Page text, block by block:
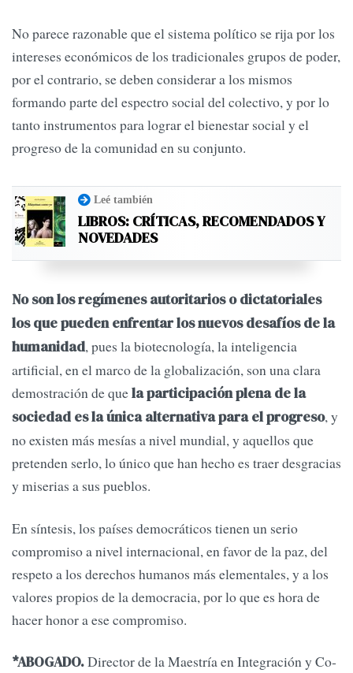
No parece razonable que el siste­ma político se rija por los
intereses económicos de los tradicionales grupos de poder,
por el contrario, se deben considerar a los mismos
formando parte del espectro social del colectivo, y por lo
tanto instru­mentos para lograr el bienestar social y el
progreso de la comu­nidad en su conjunto.
Leé también
LIBROS: CRÍTICAS, RECOMENDADOS Y
NOVEDADES
No son los regímenes autorita­rios o dictatoriales
los que pueden enfrentar los nuevos desafíos de la
humanidad, pues la biotecnología, la inteligencia
artificial, en el marco de la globalización, son una clara
demostración de quela participación plena de la
sociedad es la única alternativa para el progreso, y
no existen más mesías a nivel mundial, y aquellos que
pretenden serlo, lo único que han hecho es traer des­gracias
y miserias a sus pueblos.
En síntesis, los países democráticos tienen un serio
compromiso a nivel internacional, en favor de la paz, del
respeto a los derechos humanos más elementales, y a los
valores propios de la democracia, por lo que es hora de
hacer honor a ese compromiso.
*ABOGADO.Director de la Maestría en Integración y Co­